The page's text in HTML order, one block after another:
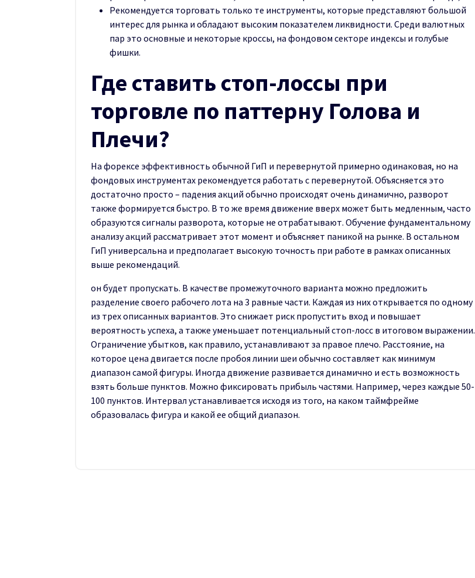
Рекомендуется торговать только те инструменты, которые представляют большой
интерес для рынка и обладают высоким показателем ликвидности. Среди валютных
пар это основные и некоторые кроссы, на фондовом секторе индексы и голубые
фишки.
Где ставить стоп-лоссы при
торговле по паттерну Голова и
Плечи?
На форексе эффективность обычной ГиП и перевернутой примерно одинаковая, но на
фондовых инструментах рекомендуется работать с перевернутой. Объясняется это
достаточно просто – падения акций обычно происходят очень динамично, разворот
также формируется быстро. В то же время движение вверх может быть медленным, часто
образуются сигналы разворота, которые не отрабатывают. Обучение фундаментальному
анализу акций рассматривает этот момент и объясняет паникой на рынке. В остальном
ГиП универсальна и предполагает высокую точность при работе в рамках описанных
выше рекомендаций.
он будет пропускать. В качестве промежуточного варианта можно предложить
разделение своего рабочего лота на 3 равные части. Каждая из них открывается по одному
из трех описанных вариантов. Это снижает риск пропустить вход и повышает
вероятность успеха, а также уменьшает потенциальный стоп-лосс в итоговом выражении.
Ограничение убытков, как правило, устанавливают за правое плечо. Расстояние, на
которое цена двигается после пробоя линии шеи обычно составляет как минимум
диапазон самой фигуры. Иногда движение развивается динамично и есть возможность
взять больше пунктов. Можно фиксировать прибыль частями. Например, через каждые 50-
100 пунктов. Интервал устанавливается исходя из того, на каком таймфрейме
образовалась фигура и какой ее общий диапазон.